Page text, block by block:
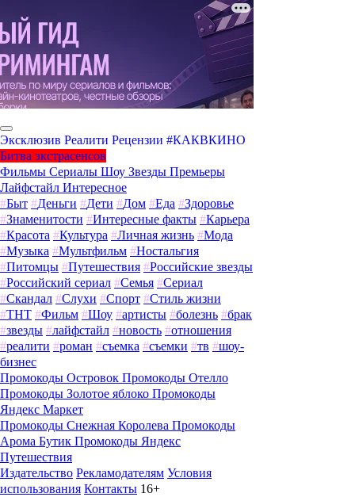
Эксклюзив Реалити Рецензии #КАКВКИНО
Битва экстрасенсов
Фильмы Сериалы Шоу Звезды Премьеры
Лайфстайл Интересное
#Быт #Деньги #Дети #Дом #Еда #Здоровье
#Знаменитости #Интересные факты #Карьера
#Красота #Культура #Личная жизнь #Мода
#Музыка #Мультфильм #Ностальгия
#Питомцы #Путешествия #Российские звезды
#Российский сериал #Семья #Сериал
#Скандал #Слухи #Спорт #Стиль жизни
#ТНТ #Фильм #Шоу #артисты #болезнь #брак
#звезды #лайфстайл #новость #отношения
#реалити #роман #съемка #съемки #тв #шоу-
бизнес
Промокоды Островок Промокоды Отелло
Промокоды Золотое яблоко Промокоды
Яндекс Маркет
Промокоды Снежная Королева Промокоды
Арома Бутик Промокоды Яндекс
Путешествия
Издательство Рекламодателям Условия
использования Контакты 16+